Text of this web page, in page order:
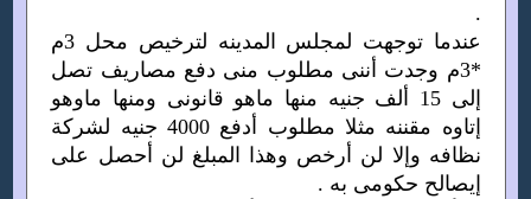
.
عندما توجهت لمجلس المدينه لترخيص محل 3م
*3م وجدت أننى مطلوب منى دفع مصاريف تصل
إلى 15 ألف جنيه منها ماهو قانونى ومنها ماوهو
إتاوه مقننه مثلا مطلوب أدفع 4000 جنيه لشركة
نظافه وإلا لن أرخص وهذا المبلغ لن أحصل على
إيصالح حكومى به .